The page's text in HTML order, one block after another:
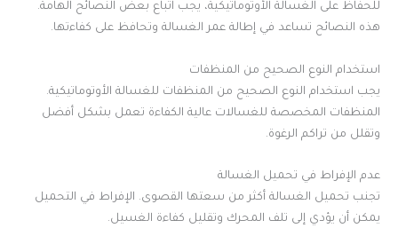
للحفاظ على الغسالة الأوتوماتيكية، يجب اتباع بعض النصائح الهامة.
هذه النصائح تساعد في إطالة عمر الغسالة وتحافظ على كفاءتها.
استخدام النوع الصحيح من المنظفات
يجب استخدام النوع الصحيح من المنظفات للغسالة الأوتوماتيكية.
المنظفات المخصصة للغسالات عالية الكفاءة تعمل بشكل أفضل
وتقلل من تراكم الرغوة.
عدم الإفراط في تحميل الغسالة
تجنب تحميل الغسالة أكثر من سعتها القصوى. الإفراط في التحميل
يمكن أن يؤدي إلى تلف المحرك وتقليل كفاءة الغسيل.